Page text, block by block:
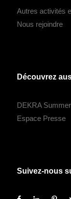
Autres activités
Nous rejoindre
Découvrez
DEKRA
Espace Presse
Suivez-nous